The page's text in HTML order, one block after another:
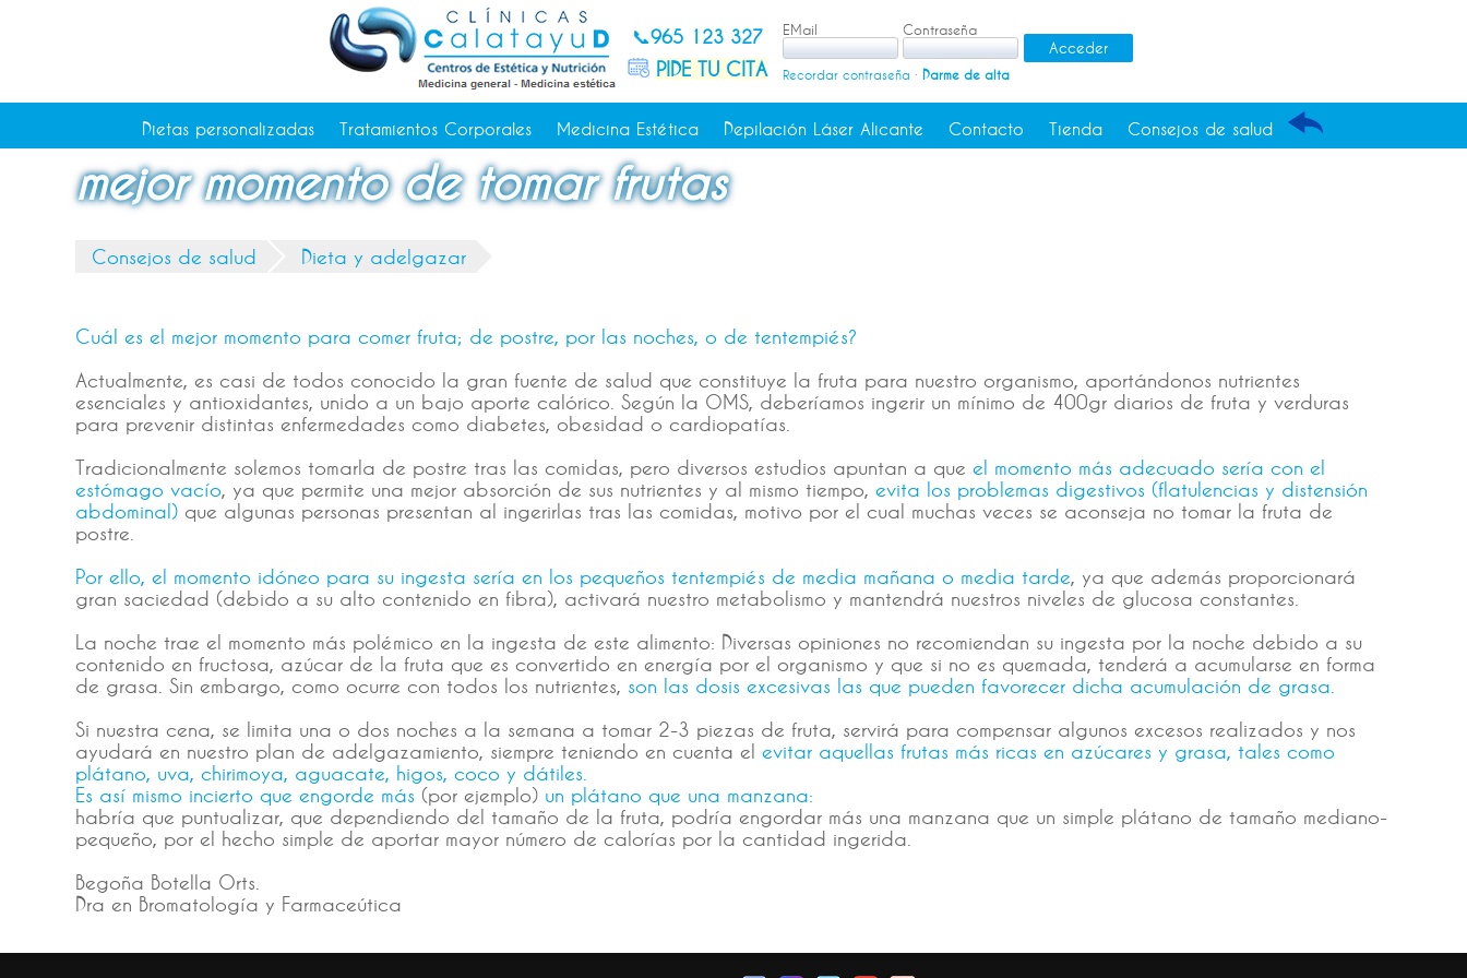
📞965 123 327
PIDE TU CITA
EMail Contraseña
Recordar contraseña · Darme de alta
Dietas personalizadas Tratamientos Corporales Medicina Estética Depilación Láser Alicante Contacto Tienda Consejos de salud
Consejos de salud
mejor momento de tomar frutas
Consejos de salud Dieta y adelgazar
Cuál es el mejor momento para comer fruta; de postre, por las noches, o de tentempiés?
Actualmente, es casi de todos conocido la gran fuente de salud que constituye la fruta para nuestro organismo, aportándonos nutrientes
esenciales y antioxidantes, unido a un bajo aporte calórico. Según la OMS, deberíamos ingerir un mínimo de 400gr diarios de fruta y verduras
para prevenir distintas enfermedades como diabetes, obesidad o cardiopatías.
Tradicionalmente solemos tomarla de postre tras las comidas, pero diversos estudios apuntan a que el momento más adecuado sería con el
estómago vacío , ya que permite una mejor absorción de sus nutrientes y al mismo tiempo, evita los problemas digestivos (flatulencias y distensión
abdominal) que algunas personas presentan al ingerirlas tras las comidas, motivo por el cual muchas veces se aconseja no tomar la fruta de
postre.
Por ello, el momento idóneo para su ingesta sería en los pequeños tentempiés de media mañana o media tarde , ya que además proporcionará
gran saciedad (debido a su alto contenido en fibra), activará nuestro metabolismo y mantendrá nuestros niveles de glucosa constantes.
La noche trae el momento más polémico en la ingesta de este alimento: Diversas opiniones no recomiendan su ingesta por la noche debido a su
contenido en fructosa, azúcar de la fruta que es convertido en energía por el organismo y que si no es quemada, tenderá a acumularse en forma
de grasa. Sin embargo, como ocurre con todos los nutrientes, son las dosis excesivas las que pueden favorecer dicha acumulación de grasa.
Si nuestra cena, se limita una o dos noches a la semana a tomar 2-3 piezas de fruta, servirá para compensar algunos excesos realizados y nos
ayudará en nuestro plan de adelgazamiento, siempre teniendo en cuenta el evitar aquellas frutas más ricas en azúcares y grasa, tales como
plátano, uva, chirimoya, aguacate, higos, coco y dátiles.
Es así mismo incierto que engorde más (por ejemplo) un plátano que una manzana:
habría que puntualizar, que dependiendo del tamaño de la fruta, podría engordar más una manzana que un simple plátano de tamaño mediano-
pequeño, por el hecho simple de aportar mayor número de calorías por la cantidad ingerida.
Begoña Botella Orts.
Dra en Bromatología y Farmaceútica